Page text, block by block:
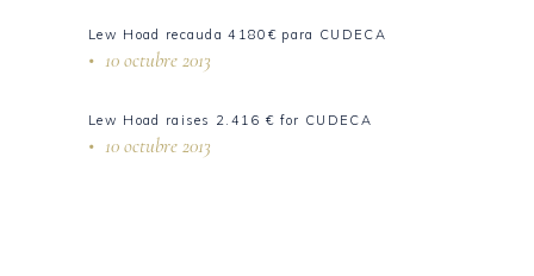
Lew Hoad recauda 4180€ para CUDECA
10 octubre 2013
Lew Hoad raises 2.416 € for CUDECA
10 octubre 2013